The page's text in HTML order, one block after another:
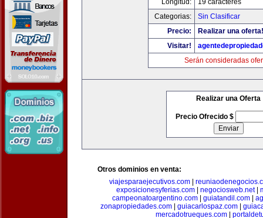
Longitud:
19 caracteres
Categorias:
Sin Clasificar
Precio:
Realizar una oferta!
Visitar!
Serán consideradas
Realizar una Oferta
Precio Ofrecido $
Otros dominios en venta:
viajesparaejecutivos.com|
exposicionesyferias.com
negociosweb.net|
campeonatoargentino.com| guiatandil.com|
zonapropiedades.com
guiacarlospaz.com
mercadotrueques.com